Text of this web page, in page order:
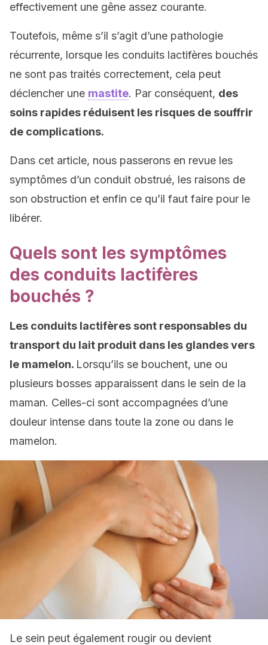
effectivement une gêne assez courante.
Toutefois, même s’il s’agit d’une pathologie
récurrente, lorsque les conduits lactifères bouchés
ne sont pas traités correctement, cela peut
déclencher une mastite. Par conséquent, des
soins rapides réduisent les risques de souffrir
de complications.
Dans cet article, nous passerons en revue les
symptômes d’un conduit obstrué, les raisons de
son obstruction et enfin ce qu’il faut faire pour le
libérer.
Quels sont les symptômes
des conduits lactifères
bouchés ?
Les conduits lactifères sont responsables du
transport du lait produit dans les glandes vers
le mamelon. Lorsqu’ils se bouchent, une ou
plusieurs bosses apparaissent dans le sein de la
maman. Celles-ci sont accompagnées d’une
douleur intense dans toute la zone ou dans le
mamelon.
Le sein peut également rougir ou devient